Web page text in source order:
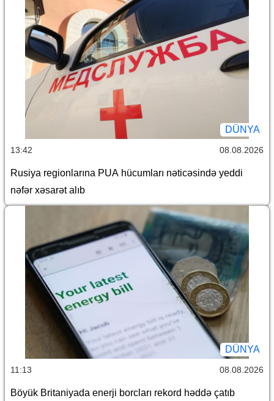
DÜNYA
13:42 08.08.2026
Rusiya regionlarına PUA hücumları nəticəsində yeddi
nəfər xəsarət alıb
DÜNYA
11:13 08.08.2026
Böyük Britaniyada enerji borcları rekord həddə çatıb